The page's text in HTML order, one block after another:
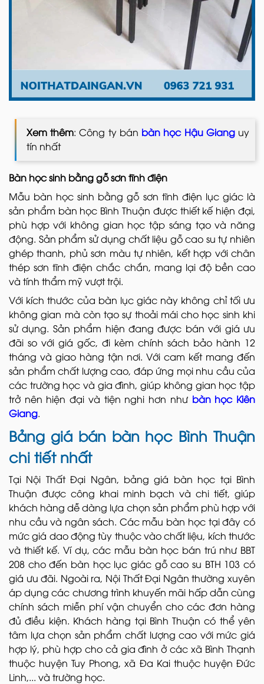
Xem thêm: Công ty bán bàn học Hậu Gianguy
tín nhất
Bàn học sinh bằng gỗ sơn tĩnh điện
Mẫu bàn học sinh bằng gỗ sơn tĩnh điện lục giác là
sản phẩm bàn học Bình Thuận được thiết kế hiện đại,
phù hợp với không gian học tập sáng tạo và năng
động. Sản phẩm sử dụng chất liệu gỗ cao su tự nhiên
ghép thanh, phủ sơn màu tự nhiên, kết hợp với chân
thép sơn tĩnh điện chắc chắn, mang lại độ bền cao
và tính thẩm mỹ vượt trội.
Với kích thước của bàn lục giác này không chỉ tối ưu
không gian mà còn tạo sự thoải mái cho học sinh khi
sử dụng. Sản phẩm hiện đang được bán với giá ưu
đãi so với giá gốc, đi kèm chính sách bảo hành 12
tháng và giao hàng tận nơi. Với cam kết mang đến
sản phẩm chất lượng cao, đáp ứng mọi nhu cầu của
các trường học và gia đình, giúp không gian học tập
trở nên hiện đại và tiện nghi hơn như bàn học Kiên
Giang.
Bảng giá bán bàn học Bình Thuận
chi tiết nhất
Tại Nội Thất Đại Ngân, bảng giá bàn học tại Bình
Thuận được công khai minh bạch và chi tiết, giúp
khách hàng dễ dàng lựa chọn sản phẩm phù hợp với
nhu cầu và ngân sách. Các mẫu bàn học tại đây có
mức giá dao động tùy thuộc vào chất liệu, kích thước
và thiết kế. Ví dụ, các mẫu bàn học bán trú như BBT
208 cho đến bàn học lục giác gỗ cao su BTH 103 có
giá ưu đãi. Ngoài ra, Nội Thất Đại Ngân thường xuyên
áp dụng các chương trình khuyến mãi hấp dẫn cùng
chính sách miễn phí vận chuyển cho các đơn hàng
đủ điều kiện. Khách hàng tại Bình Thuận có thể yên
tâm lựa chọn sản phẩm chất lượng cao với mức giá
hợp lý, phù hợp cho cả gia đình ở các xã Bình Thạnh
thuộc huyện Tuy Phong, xã Đa Kai thuộc huyện Đức
Linh,... và trường học.